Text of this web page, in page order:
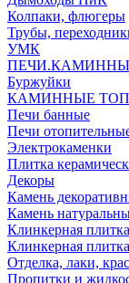
Колпаки, флюгеры
Трубы,
УМК
Буржуйки
КАМИННЫЕ
Печи банные
Печи
Электрокаменки
Плитка
Декоры
Камень
Камень
Клинкерная
Клинкерная
Отделка, лаки,
Пропитки и